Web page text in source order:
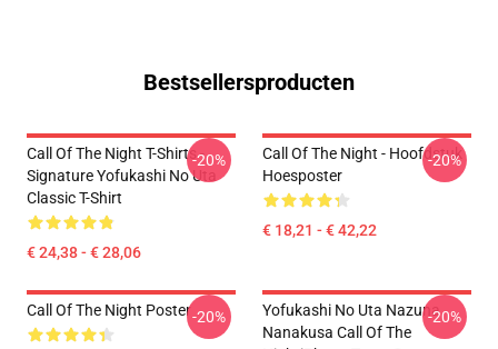
Bestsellersproducten
Call Of The Night T-Shirts -
Signature Yofukashi No Uta
Classic T-Shirt
€ 24,38 - € 28,06
-20%
Call Of The Night - Hoofdstuk
Hoesposter
€ 18,21 - € 42,22
-20%
Call Of The Night Poster-20%
Yofukashi No Uta Nazuna
Nanakusa Call Of The
-20%